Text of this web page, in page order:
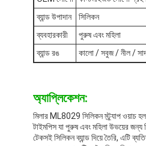
সিলিকন স্ট্র্যাপ ওয়াচ
লেডি কোয়ার্টজ ওয়াচ
পুরুষদের কোয়ার্টজ ওয়াচ
ডিজিটাল স্পোর্ট ওয়াচ
স্টাইলিশ দম্পতি ঘড়ি
ব্যান্ড উপাদান
সিলিকন
ব্যবহারকারী
পুরুষ এবং মহিলা
ব্যান্ড রঙ
কালো / সবুজ / নীল /
অ্যাপ্লিকেশন:
মিলার ML8029 সিলিকন স্ট্র্যাপ ওয়াচ
টাইমপিস যা পুরুষ এবং মহিলা উভয়ের
টেকসই সিলিকন ব্যান্ড দিয়ে তৈরি, এটি